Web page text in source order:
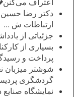
دکتر رضا
ارتباطات ش ...
جزئیاتی از
بسیاری از
پرداخت و
شوشتر میزبان
گردشگری
نمایشگاه